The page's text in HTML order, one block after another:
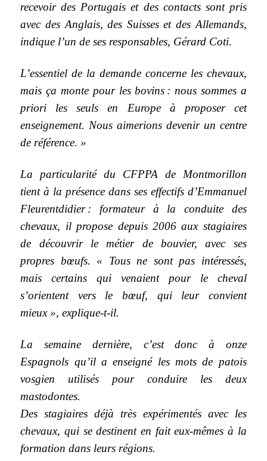
recevoir des Portugais et des contacts sont pris
avec des Anglais, des Suisses et des Allemands,
indique l’un de ses responsables, Gérard Coti.
L’essentiel de la demande concerne les chevaux,
mais ça monte pour les bovins : nous sommes a
priori les seuls en Europe à proposer cet
enseignement. Nous aimerions devenir un centre
de référence. »
La particularité du CFPPA de Montmorillon
tient à la présence dans ses effectifs d’Emmanuel
Fleurentdidier : formateur à la conduite des
chevaux, il propose depuis 2006 aux stagiaires
de découvrir le métier de bouvier, avec ses
propres bœufs. « Tous ne sont pas intéressés,
mais certains qui venaient pour le cheval
s’orientent vers le bœuf, qui leur convient
mieux », explique-t-il.
La semaine dernière, c’est donc à onze
Espagnols qu’il a enseigné les mots de patois
vosgien utilisés pour conduire les deux
mastodontes.
Des stagiaires déjà très expérimentés avec les
chevaux, qui se destinent en fait eux-mêmes à la
formation dans leurs régions.